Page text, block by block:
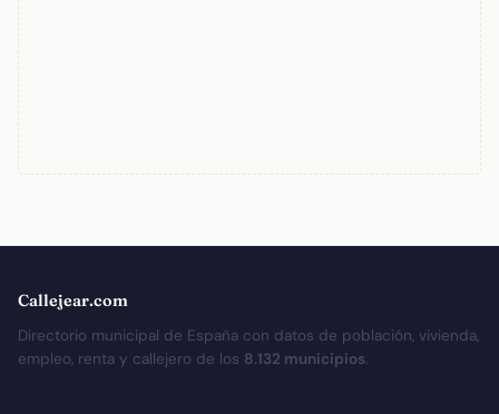
Callejear.com
Directorio municipal de España con datos de población, vivienda,
empleo, renta y callejero de los 8.132 municipios.